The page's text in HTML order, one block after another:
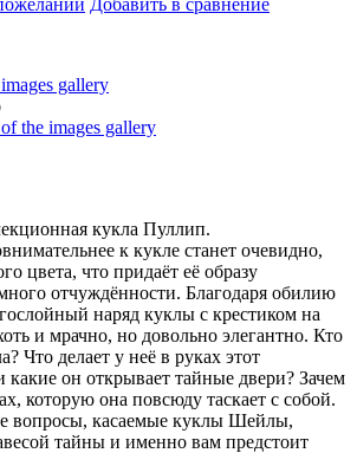
gallery
the images gallery
кукла Пуллип.
к кукле станет очевидно,
цвета, что придаёт её образу
отчуждённости. Благодаря обилию
наряд куклы с крестиком на
и мрачно, но довольно элегантно. Кто
Что делает у неё в руках этот
он открывает тайные двери? Зачем
которую она повсюду таскает с собой.
вопросы, касаемые куклы Шейлы,
тайны и именно вам предстоит